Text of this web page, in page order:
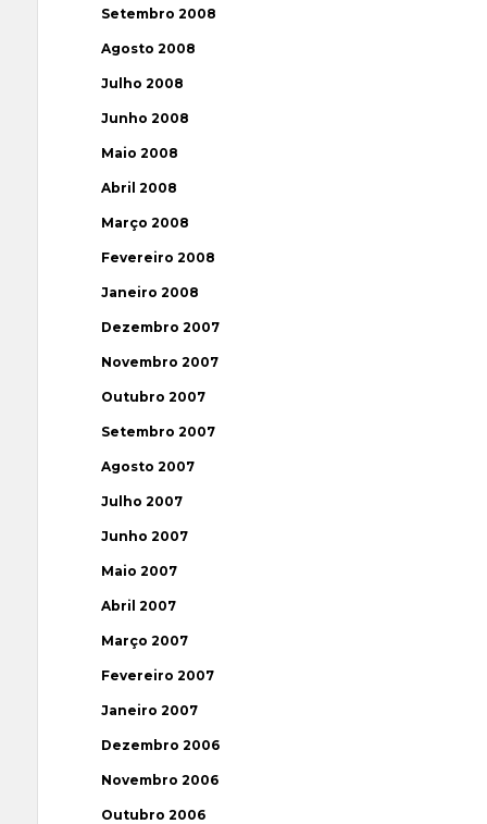
Setembro 2008
Agosto 2008
Julho 2008
Junho 2008
Maio 2008
Abril 2008
Março 2008
Fevereiro 2008
Janeiro 2008
Dezembro 2007
Novembro 2007
Outubro 2007
Setembro 2007
Agosto 2007
Julho 2007
Junho 2007
Maio 2007
Abril 2007
Março 2007
Fevereiro 2007
Janeiro 2007
Dezembro 2006
Novembro 2006
Outubro 2006